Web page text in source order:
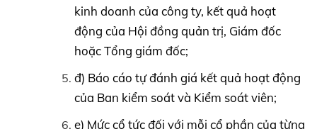
kinh doanh của công ty, kết quả hoạt
động của Hội đồng quản trị, Giám đốc
hoặc Tổng giám đốc;
đ) Báo cáo tự đánh giá kết quả hoạt động
của Ban kiểm soát và Kiểm soát viên;
e) Mức cổ tức đối với mỗi cổ phần của từng